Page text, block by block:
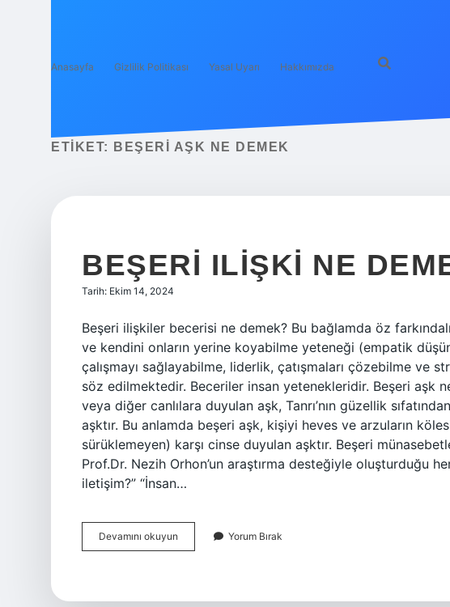
Anasayfa Gizlilik Politikası Yasal Uyarı Hakkımızda
ETIKET: BEŞERI AŞK NE DEMEK
BEŞERI ILIŞKI NE
Tarih: Ekim 14, 2024
Beşeri ilişkiler becerisi ne demek? Bu bağlamda öz
ve kendini onların yerine koyabilme yeteneği (empatik
çalışmayı sağlayabilme, liderlik, çatışmaları çözebilme ve
söz edilmektedir. Beceriler insan yetenekleridir. Beşeri aşk
veya diğer canlılara duyulan aşk, Tanrı’nın güzellik
aşktır. Bu anlamda beşeri aşk, kişiyi heves ve arzuların
sürüklemeyen) karşı cinse duyulan aşktır. Beşeri
Prof.Dr. Nezih Orhon’un araştırma desteğiyle oluşturduğu
iletişim?” “İnsan…
Devamını okuyun
Ilişki
Yorum Bırak